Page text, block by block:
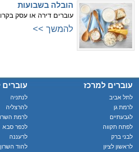
הובלה בשבועות
עוברים דירה או עסק
להמשך >>
עוברים למרכז
לתל אביב
לרמת גן
לגבעתיים
לפתח תקווה
לבני ברק
לראשון לציון
עוברים
לנתניה
להרצליה
לרמת
לכפר סבא
לרעננה
להוד השרון